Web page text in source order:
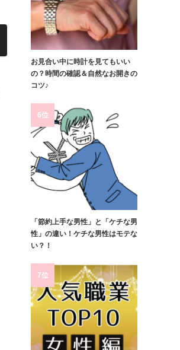
お見合い中に時計を見てもいい
の？時間の確認＆自然なお開きの
コツ♪
6位
「節約上手な男性」と「ケチな男
性」の違い！ケチな男性はモテな
い？！
7位